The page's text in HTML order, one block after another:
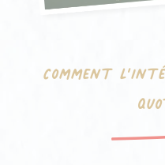
Comment